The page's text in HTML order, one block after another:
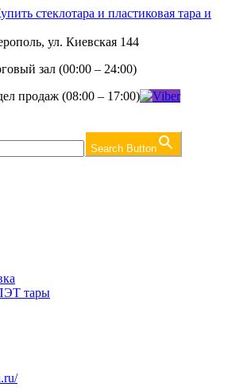
ул. Киевская 144
зал (00:00 – 24:00)
продаж (08:00 – 17:00)
Search Button
тары